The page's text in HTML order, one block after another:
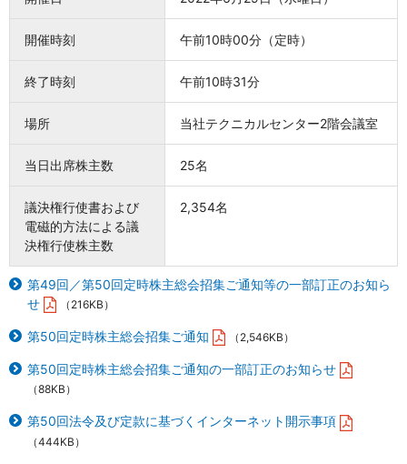
開催時刻 午前10時00分（定時）
終了時刻 午前10時31分
場所 当社テクニカルセンター2階会議室
当日出席株主数 25名
議決権行使書および
電磁的方法による議
決権行使株主数
2,354名
第49回／第50回定時株主総会招集ご通知等の一部訂正のお知ら
せ
（216KB）
第50回定時株主総会招集ご通知 （2,546KB）
第50回定時株主総会招集ご通知の一部訂正のお知らせ
（88KB）
第50回法令及び定款に基づくインターネット開示事項
（444KB）